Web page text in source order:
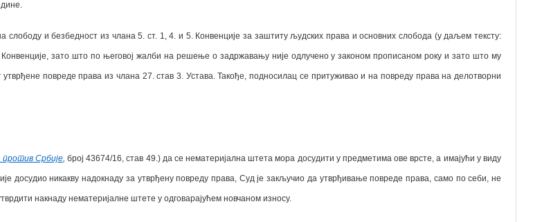
слободу и безбедност из члана 5. ст. 1, 4. и 5. Конвенције за заштиту људских права и основних слобода (у даљем тексту:
зато што по његовој жалби на решење о задржавању није одлучено у законом прописаном року и зато што му
повреде права из члана 27. став 3. Устава. Такође, подносилац се притуживао и на повреду права на делотворни
Србије, број 43674/16, став 49.) да се нематеријална штета мора досудити у предметима ове врсте, а имајући у виду
досудио никакву надокнаду за утврђену повреду права, Суд је закључио да утврђивање повреде права, само по себи, не
накнаду нематеријалне штете у одговарајућем новчаном износу.